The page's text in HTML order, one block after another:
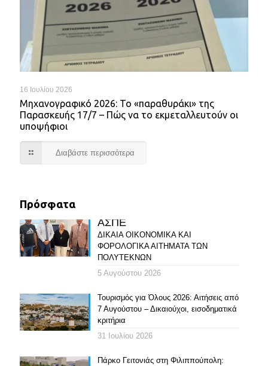
16 Ιουλίου 2026
Mηχανογραφικό 2026: Το «παραθυράκι» της
Παρασκευής 17/7 – Πώς να το εκμεταλλευτούν οι
υποψήφιοι
Διαβάστε περισσότερα
Πρόσφατα
ΑΣΠΕ
ΔΙΚΑΙΑ ΟΙΚΟΝΟΜΙΚΑ ΚΑΙ
ΦΟΡΟΛΟΓΙΚΑ ΑΙΤΗΜΑΤΑ ΤΩΝ
ΠΟΛΥΤΕΚΝΩΝ
5 Αυγούστου 2026
Τουρισμός για Όλους 2026: Αιτήσεις από
7 Αυγούστου – Δικαιούχοι, εισοδηματικά
κριτήρια
31 Ιουλίου 2026
Πάρκο Γειτονιάς στη Φιλιππούπολη: